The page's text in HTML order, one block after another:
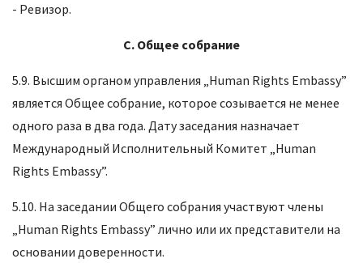
- Ревизор.
C. Общее собрание
5.9. Высшим органом управления „Human Rights Embassy”
является Общее собрание, которое созывается не менее
одного раза в два года. Дату заседания назначает
Международный Исполнительный Комитет „Human
Rights Embassy”.
5.10. На заседании Общего собрания участвуют члены
„Human Rights Embassy” лично или их представители на
основании доверенности.